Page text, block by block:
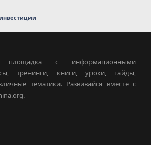
площадка с информационными
тренинги, книги, уроки, гайды,
тематики. Развивайся вместе с